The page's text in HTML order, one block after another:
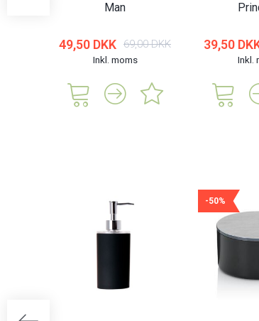
Man
49,50 DKK 69,00 DKK
Inkl. moms
39,50
Inkl.
-50%